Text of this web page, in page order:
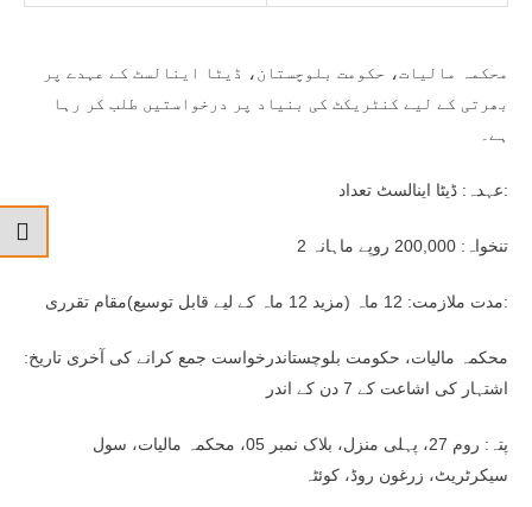
محکمہ مالیات، حکومت بلوچستان، ڈیٹا اینالسٹ کے عہدے پر
بھرتی کے لیے کنٹریکٹ کی بنیاد پر درخواستیں طلب کر رہا
ہے۔
عہدہ: ڈیٹا اینالسٹ تعداد:
2 تنخواہ: 200,000 روپے ماہانہ
مدت ملازمت: 12 ماہ (مزید 12 ماہ کے لیے قابل توسیع)مقام تقرری:
محکمہ مالیات، حکومت بلوچستاندرخواست جمع کرانے کی آخری تاریخ:
اشتہار کی اشاعت کے 7 دن کے اندر
پتہ: روم 27، پہلی منزل، بلاک نمبر 05، محکمہ مالیات، سول
سیکرٹریٹ، زرغون روڈ، کوئٹہ